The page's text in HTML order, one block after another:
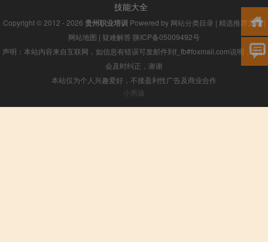
技能大全
Copyright © 2012 - 2026 贵州职业培训 Powered by 网站分类目录 | 精选推荐文章|
网站地图 | 疑难解答 陕ICP备05009492号
声明：本站内容来自互联网，如信息有错误可发邮件到f_fb#foxmail.com说明，我们
会及时纠正，谢谢
本站仅为个人兴趣爱好，不接盈利性广告及商业合作
小男孩